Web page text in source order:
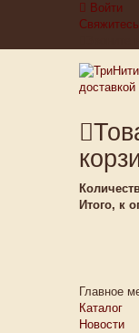
Войти
Итого, к
Главное
Каталог
Новости